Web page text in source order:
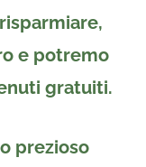
e potremo
gratuiti.
prezioso